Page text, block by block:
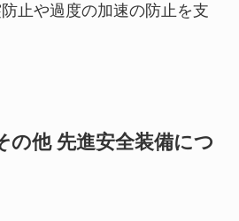
止や過度の加速の防止を支
の他 先進安全装備につ